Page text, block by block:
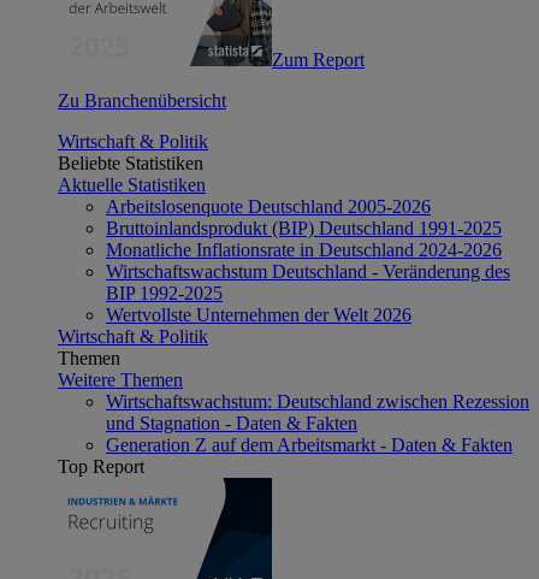
Zum Report
Zu Branchenübersicht
Wirtschaft & Politik
Beliebte Statistiken
Aktuelle Statistiken
Arbeitslosenquote Deutschland 2005-2026
Bruttoinlandsprodukt (BIP) Deutschland 1991-2025
Monatliche Inflationsrate in Deutschland 2024-2026
Wirtschaftswachstum Deutschland - Veränderung des
BIP 1992-2025
Wertvollste Unternehmen der Welt 2026
Wirtschaft & Politik
Themen
Weitere Themen
Wirtschaftswachstum: Deutschland zwischen Rezession
und Stagnation - Daten & Fakten
Generation Z auf dem Arbeitsmarkt - Daten & Fakten
Top Report